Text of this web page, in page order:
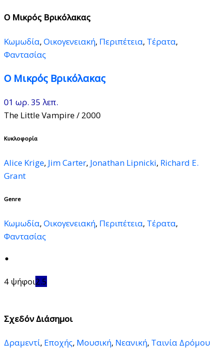
Ο Μικρός Βρικόλακας
Κωμωδία, Οικογενειακή, Περιπέτεια, Τέρατα,
Φαντασίας
Ο Μικρός Βρικόλακας
01 ωρ. 35 λεπ.
The Little Vampire/ 2000
Κυκλοφορία
Alice Krige, Jim Carter, Jonathan Lipnicki, Richard E.
Grant
Genre
Κωμωδία, Οικογενειακή, Περιπέτεια, Τέρατα,
Φαντασίας
4 ψήφοι2.5
Σχεδόν Διάσημοι
Δραμεντί, Εποχής, Μουσική, Νεανική, Ταινία Δρόμου